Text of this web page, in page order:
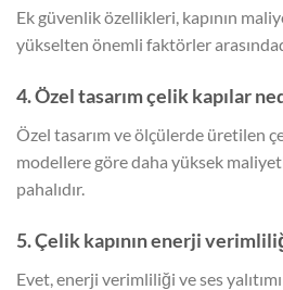
Ek güvenlik özellikleri, kapının
yükselten önemli faktörler
4. Özel tasarım çelik kapılar
Özel tasarım ve ölçülerde üretilen
modellere göre daha yüksek
pahalıdır.
5. Çelik kapının enerji
Evet, enerji verimliliği ve ses